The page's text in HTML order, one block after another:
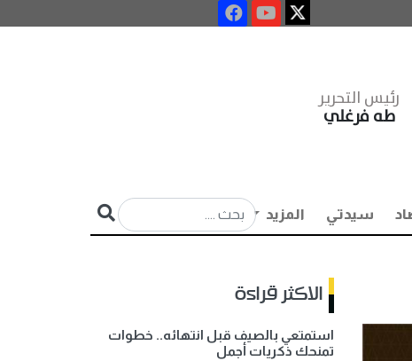
رئيس التحرير
طه فرغلي
سيدتي المزيد
الاكثر قراءة
استمتعي بالصيف قبل انتهائه.. خطوات
تمنحك ذكريات أجمل